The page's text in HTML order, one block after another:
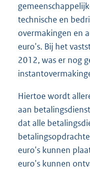
technische en
overmakingen en
euro's. Bij het
2012, was er nog
Hiertoe wordt
aan
dat alle
euro's kunnen
euro's kunnen